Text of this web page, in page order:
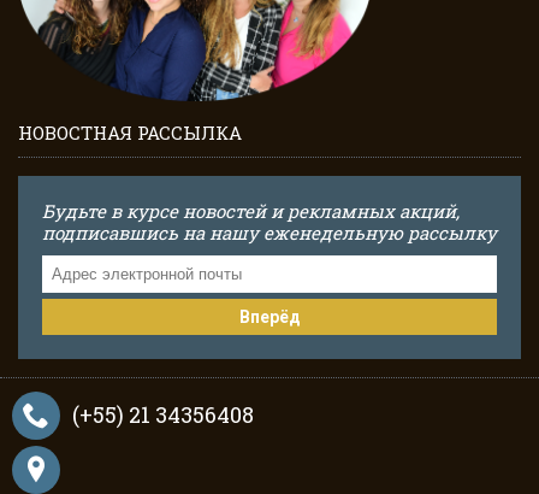
НОВОСТНАЯ РАССЫЛКА
Будьте в курсе новостей и рекламных акций,
подписавшись на нашу еженедельную рассылку
Вперёд
(+55) 21 34356408